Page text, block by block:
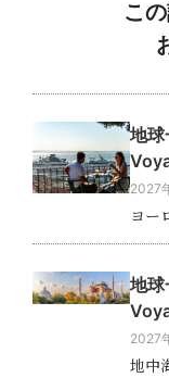
こ
地
2027
ヨー
地球
2027
地中